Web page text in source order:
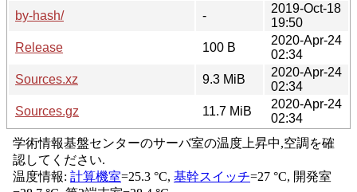
by-hash/
-
2019-Oct-18
19:50
Release
100 B
2020-Apr-24
02:34
Sources.xz
9.3 MiB
2020-Apr-24
02:34
Sources.gz
11.7 MiB
2020-Apr-24
02:34